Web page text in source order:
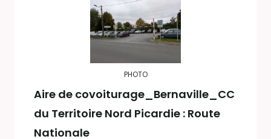
PHOTO
Aire de covoiturage_Bernaville_CC
du Territoire Nord Picardie : Route
Nationale